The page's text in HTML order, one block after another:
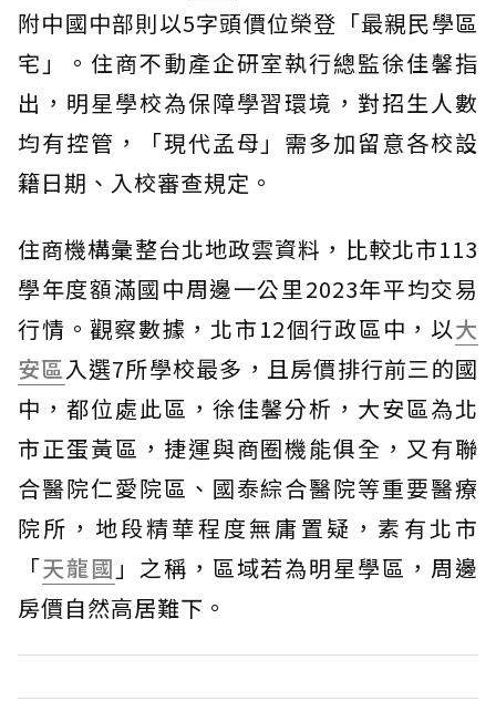
附中國中部則以5字頭價位榮登「最親民學區
宅」。住商不動產企研室執行總監徐佳馨指
出，明星學校為保障學習環境，對招生人數
均有控管，「現代孟母」需多加留意各校設
籍日期、入校審查規定。
住商機構彙整台北地政雲資料，比較北市113
學年度額滿國中周邊一公里2023年平均交易
行情。觀察數據，北市12個行政區中，以大
安區入選7所學校最多，且房價排行前三的國
中，都位處此區，徐佳馨分析，大安區為北
市正蛋黃區，捷運與商圈機能俱全，又有聯
合醫院仁愛院區、國泰綜合醫院等重要醫療
院所，地段精華程度無庸置疑，素有北市
「天龍國 」之稱，區域若為明星學區，周邊
房價自然高居難下。